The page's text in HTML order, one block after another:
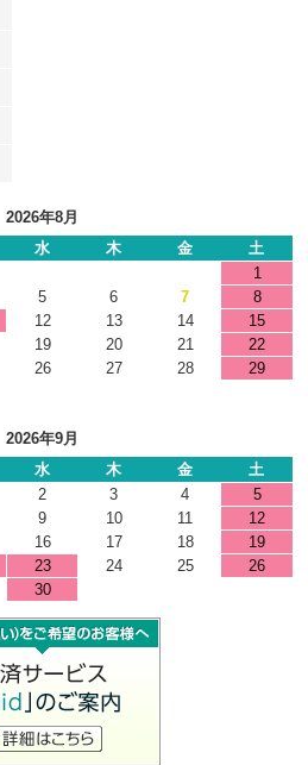
2026年8月
水 木 金
土
1
5 6 7
8
12 13 14
15
19 20 21
22
26 27 28
29
2026年9月
水 木 金
土
2 3 4
5
9 10 11
12
16 17 18
19
23 24 25
26
30